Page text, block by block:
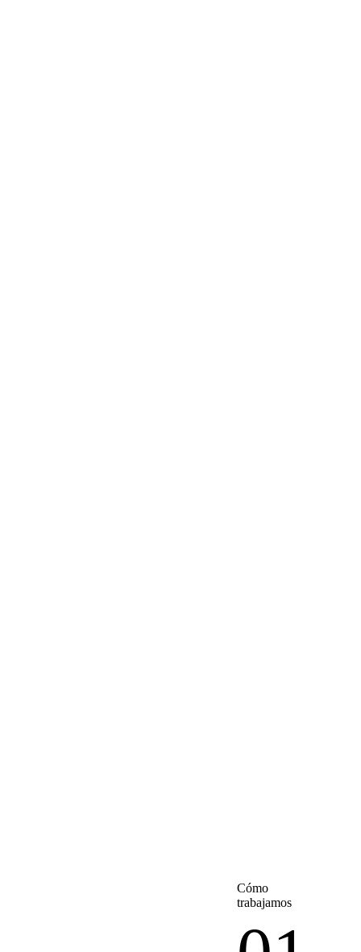
Cómo
trabajamos